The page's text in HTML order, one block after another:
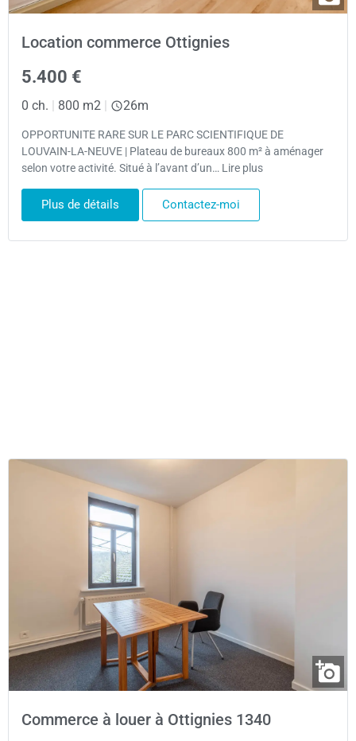
Location commerce Ottignies
5.400 €
0 ch. | 800 m2 | 26m
OPPORTUNITE RARE SUR LE PARC SCIENTIFIQUE DE
LOUVAIN-LA-NEUVE | Plateau de bureaux 800 m² à aménager
selon votre activité. Situé à l’avant d’un… Lire plus
Plus de détails Contactez-moi
Commerce à louer à Ottignies 1340